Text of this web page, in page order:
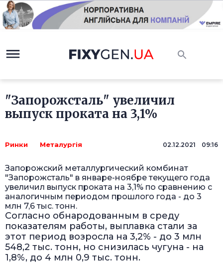
"Запорожсталь" увеличил
выпуск проката на 3,1%
Ринки Металургія 02.12.2021 09:16
Запорожский металлургический комбинат
"Запорожсталь" в январе-ноябре текущего года
увеличил выпуск проката на 3,1% по сравнению с
аналогичным периодом прошлого года - до 3
млн 7,6 тыс. тонн.
Согласно обнародованным в среду
показателям работы, выплавка стали за
этот период возросла на 3,2% - до 3 млн
548,2 тыс. тонн, но снизилась чугуна - на
1,8%, до 4 млн 0,9 тыс. тонн.